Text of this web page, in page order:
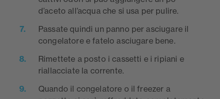
d’aceto all’acqua che si usa per pulire.
Passate quindi un panno per asciugare il
congelatore e fatelo asciugare bene.
Rimettete a posto i cassetti e i ripiani e
riallacciate la corrente.
Quando il congelatore o il freezer a